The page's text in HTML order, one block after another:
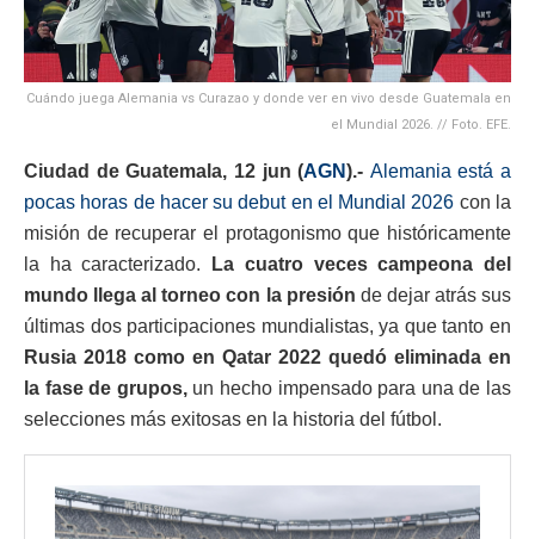
Cuándo juega Alemania vs Curazao y donde ver en vivo desde Guatemala en
el Mundial 2026. // Foto. EFE.
Ciudad de Guatemala, 12 jun (AGN).- Alemania está a
pocas horas de hacer su debut en el Mundial 2026 con la
misión de recuperar el protagonismo que históricamente
la ha caracterizado.
La cuatro veces campeona del
mundo llega al torneo con la presión de dejar atrás sus
últimas dos participaciones mundialistas, ya que tanto en
Rusia 2018 como en Qatar 2022 quedó eliminada en
la fase de grupos,un hecho impensado para una de las
selecciones más exitosas en la historia del fútbol.